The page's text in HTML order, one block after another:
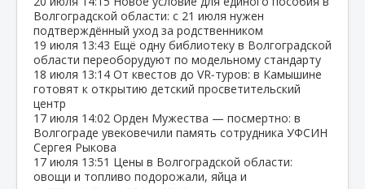
Волгоградской области: с 21 июля нужен
подтверждённый уход за родственником
19 июля 13:43 Ещё одну библиотеку в Волгоградской
области переоборудуют по модельному стандарту
18 июля 13:14 От квестов до VR‑туров: в Камышине
готовят к открытию детский просветительский
центр
17 июля 14:02 Орден Мужества — посмертно: в
Волгограде увековечили память сотрудника УФСИН
Сергея Рыкова
17 июля 13:51 Цены в Волгоградской области:
овощи и топливо подорожали, яйца и